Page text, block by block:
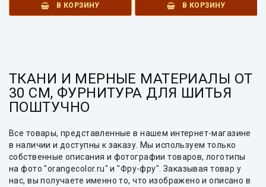
В КОРЗИНУ В КОРЗИНУ
ТКАНИ И МЕРНЫЕ МАТЕРИАЛЫ ОТ
30 СМ, ФУРНИТУРА ДЛЯ ШИТЬЯ
ПОШТУЧНО
Все товары, представленные в нашем интернет-магазине
в наличии и доступны к заказу. Мы используем только
собственные описания и фотографии товаров, логотипы
на фото "orangecolor.ru" и "Фру-фру". Заказывая товар у
нас, вы получаете именно то, что изображено и описано в